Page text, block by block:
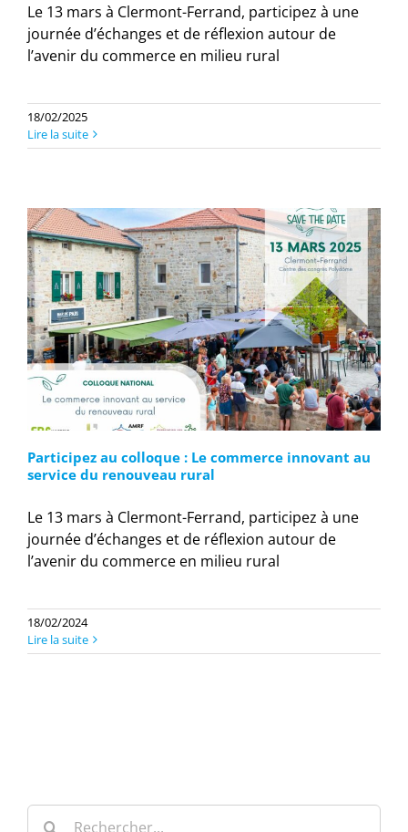
Le 13 mars à Clermont-Ferrand, participez à une
journée d’échanges et de réflexion autour de
l’avenir du commerce en milieu rural
18/02/2025
Lire la suite
Participez au colloque : Le commerce innovant au
service du renouveau rural
Le 13 mars à Clermont-Ferrand, participez à une
journée d’échanges et de réflexion autour de
l’avenir du commerce en milieu rural
18/02/2024
Lire la suite
Rechercher: